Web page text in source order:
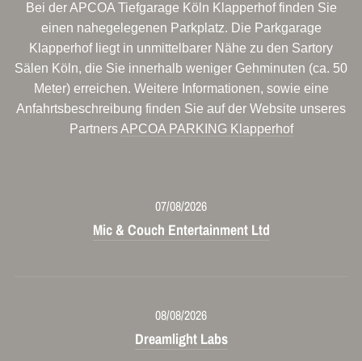
Bei der APCOA Tiefgarage Köln Klapperhof finden Sie
einen nahegelegenen Parkplatz. Die Parkgarage
Klapperhof liegt in unmittelbarer Nähe zu den Sartory
Sälen Köln, die Sie innerhalb weniger Gehminuten (ca. 50
Meter) erreichen. Weitere Informationen, sowie eine
Anfahrtsbeschreibung finden Sie auf der Website unseres
PartnersAPCOA PARKING Klapperhof
07/08/2026
Mic & Couch Entertainment Ltd
08/08/2026
Dreamlight Labs